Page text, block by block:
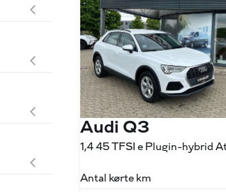
Audi Q3
Antal kørte km